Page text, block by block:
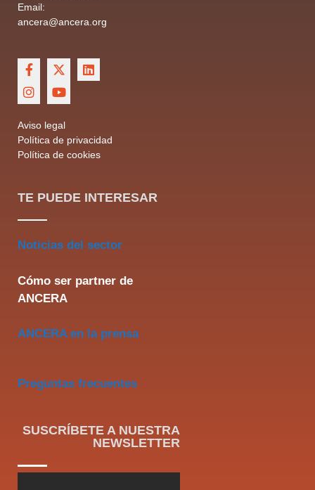
Email:
ancera@ancera.org
Aviso legal
Política de privacidad
Política de cookies
TE PUEDE INTERESAR
Noticias del sector
Cómo ser partner de
ANCERA
ANCERA en la prensa
Preguntas frecuentes
SUSCRÍBETE A NUESTRA
NEWSLETTER